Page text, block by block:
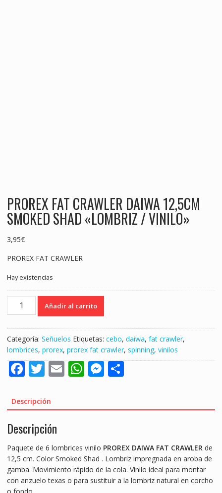
PROREX FAT CRAWLER DAIWA 12,5CM
SMOKED SHAD «LOMBRIZ / VINILO»
3,95€
PROREX FAT CRAWLER
Hay existencias
PROREX
12,5CM
SMOKED
SHAD
"LOMBRIZ
VINILO"
cantidad
Añadir al carrito
Categoría: Señuelos Etiquetas: cebo, daiwa, fat crawler,
lombrices, prorex, prorex fat crawler, spinning, vinilos
F
e
b
o
o
k
T
itt
er
E
l
W
s
p
p
M
e
g
er
S
e
Descripción
Descripción
Paquete de 6 lombrices vinilo PROREX DAIWA FAT CRAWLER de
12,5 cm. Color Smoked Shad . Lombriz impregnada en aroba de
gamba. Movimiento rápido de la cola. Vinilo ideal para montar
con anzuelo texas o para sustituir a la lombriz natural en corcho